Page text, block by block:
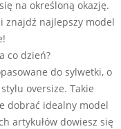
na określoną okazję.
znajdź najlepszy model
co dzień?
do sylwetki, o
oversize. Takie
dobrać idealny model
artykułów dowiesz się